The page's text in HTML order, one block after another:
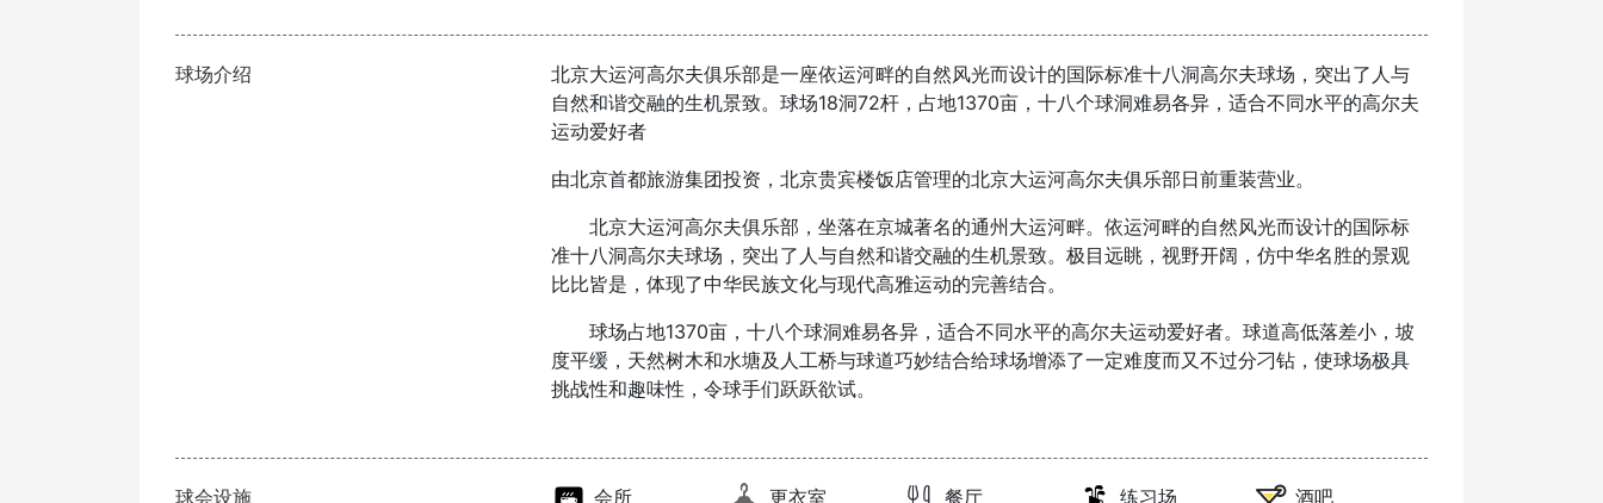
球场介绍
北京大运河高尔夫俱乐部是一座依运河畔的自然风光而设计的国际标准十八洞高尔夫球场，突出了人与
自然和谐交融的生机景致。球场18洞72杆，占地1370亩，十八个球洞难易各异，适合不同水平的高尔夫
运动爱好者
由北京首都旅游集团投资，北京贵宾楼饭店管理的北京大运河高尔夫俱乐部日前重装营业。
北京大运河高尔夫俱乐部，坐落在京城著名的通州大运河畔。依运河畔的自然风光而设计的国际标
准十八洞高尔夫球场，突出了人与自然和谐交融的生机景致。极目远眺，视野开阔，仿中华名胜的景观
比比皆是，体现了中华民族文化与现代高雅运动的完善结合。
球场占地1370亩，十八个球洞难易各异，适合不同水平的高尔夫运动爱好者。球道高低落差小，坡
度平缓，天然树木和水塘及人工桥与球道巧妙结合给球场增添了一定难度而又不过分刁钻，使球场极具
挑战性和趣味性，令球手们跃跃欲试。
球会设施 会所 更衣室 餐厅 练习场 酒吧